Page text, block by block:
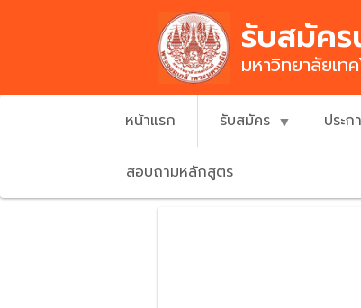
รับสมัค
มหาวิทยาลัยเท
หน้าแรก รับสมัคร ประ
สอบถามหลักสูตร